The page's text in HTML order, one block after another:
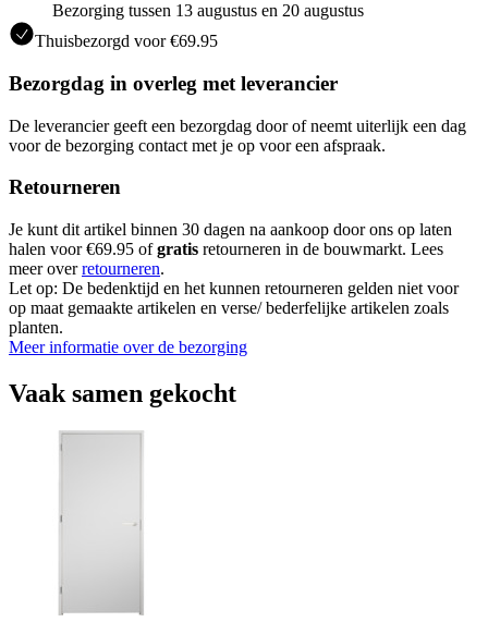
Bezorging tussen 13 augustus en 20 augustus
Thuisbezorgd voor €69.95
Bezorgdag in overleg met leverancier
De leverancier geeft een bezorgdag door of neemt uiterlijk een dag
voor de bezorging contact met je op voor een afspraak.
Retourneren
Je kunt dit artikel binnen 30 dagen na aankoop door ons op laten
halen voor €69.95 ofgratis retourneren in de bouwmarkt. Lees
meer overretourneren.
Let op: De bedenktijd en het kunnen retourneren gelden niet voor
op maat gemaakte artikelen en verse/ bederfelijke artikelen zoals
planten.
Meer informatie over de bezorging
Vaak samen gekocht